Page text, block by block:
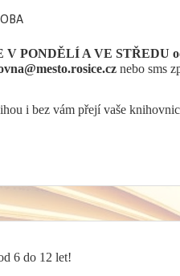
PONDĚLÍ A VE STŘEDU
nebo sms
i bez vám přejí vaše
6 do 12 let!